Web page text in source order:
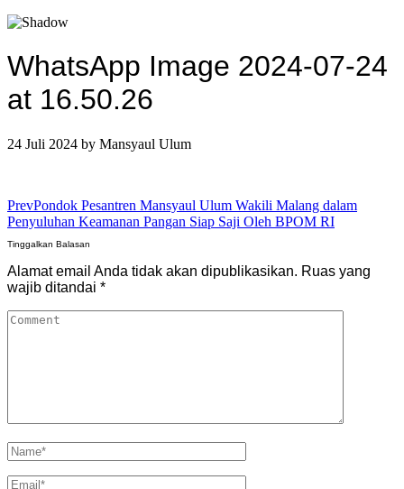
WhatsApp Image 2024-07-24
at 16.50.26
24 Juli 2024 by Mansyaul Ulum
PrevPondok Pesantren Mansyaul Ulum Wakili Malang dalam
Penyuluhan Keamanan Pangan Siap Saji Oleh BPOM RI
Tinggalkan Balasan
Alamat email Anda tidak akan dipublikasikan. Ruas yang
wajib ditandai *